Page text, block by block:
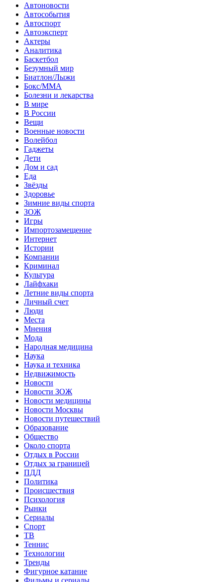
Автоновости
Автособытия
Автоспорт
Автоэксперт
Актеры
Аналитика
Баскетбол
Безумный мир
Биатлон/Лыжи
Бокс/MMA
Болезни и лекарства
В мире
В России
Вещи
Военные новости
Волейбол
Гаджеты
Дети
Дом и сад
Еда
Звёзды
Здоровье
Зимние виды спорта
ЗОЖ
Игры
Импортозамещение
Интернет
Истории
Компании
Криминал
Культура
Лайфхаки
Летние виды спорта
Личный счет
Люди
Места
Мнения
Мода
Народная медицина
Наука
Наука и техника
Недвижимость
Новости
Новости ЗОЖ
Новости медицины
Новости Москвы
Новости путешествий
Образование
Общество
Около спорта
Отдых в России
Отдых за границей
ПДД
Политика
Происшествия
Психология
Рынки
Сериалы
Спорт
ТВ
Теннис
Технологии
Тренды
Фигурное катание
Фильмы и сериалы